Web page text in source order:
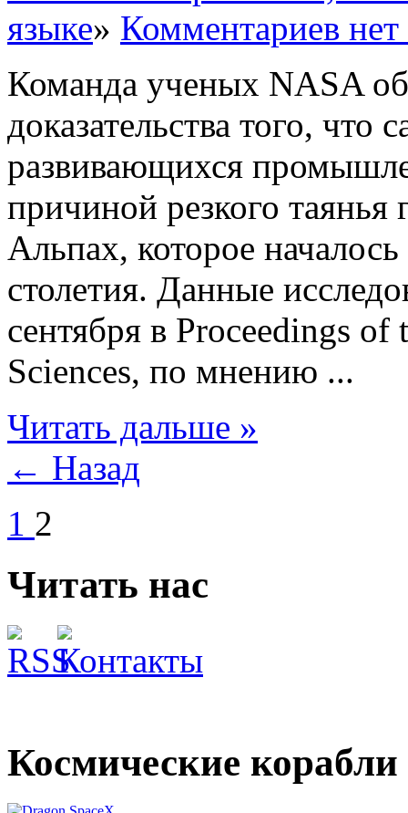
языке» Комментариев нет
Команда ученых NASA
доказательства того, что
развивающихся
причиной резкого
Альпах, которое
столетия. Данные
сентября в Proceedings
Sciences, по мнению ...
Читать дальше »
← Назад
1 2
Читать нас
Космические корабли